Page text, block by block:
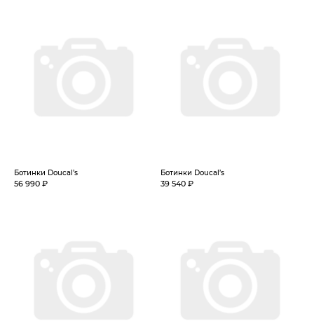
Ботинки Doucal’s
56 990 ₽
Ботинки Doucal’s
39 540 ₽